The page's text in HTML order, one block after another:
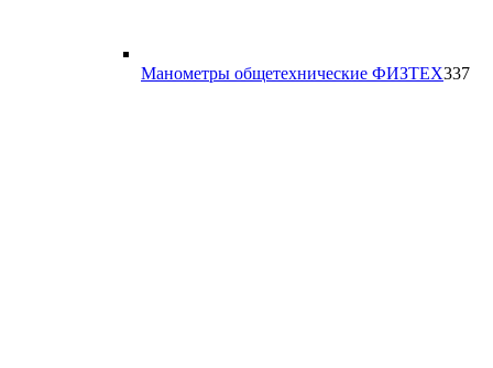
Манометры общетехнические ФИЗТЕХ337